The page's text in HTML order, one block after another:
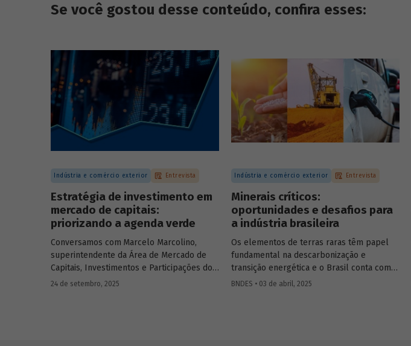
Se você gostou desse conteúdo, confira esses:
Indústria e comércio exterior Entrevista
Estratégia de investimento em
mercado de capitais:
priorizando a agenda verde
Conversamos com Marcelo Marcolino,
superintendente da Área de Mercado de
Capitais, Investimentos e Participações do
BNDES, e representantes de duas das
24 de setembro, 2025
Indústria e comércio exterior Entrevista
Minerais críticos:
oportunidades e desafios para
a indústria brasileira
Os elementos de terras raras têm papel
fundamental na descarbonização e
transição energética e o Brasil conta com
os recursos naturais necessários para
BNDES • 03 de abril, 2025